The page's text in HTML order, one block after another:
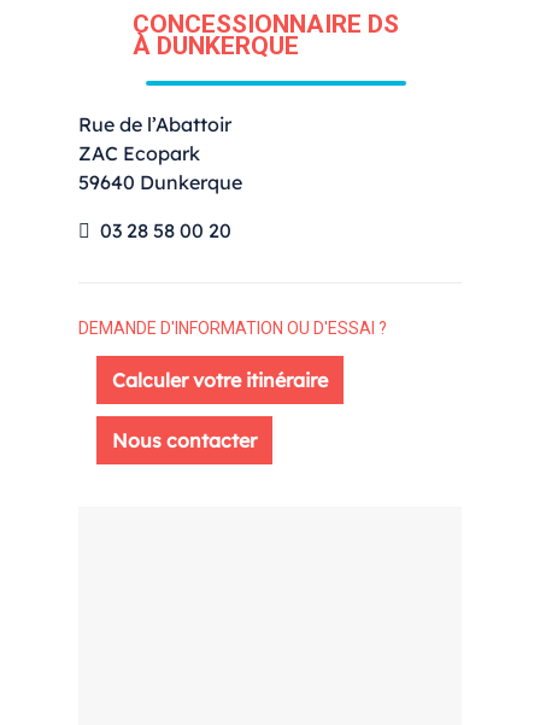
CONCESSIONNAIRE DS
À DUNKERQUE
Rue de l’Abattoir
ZAC Ecopark
59640 Dunkerque
03 28 58 00 20
DEMANDE D'INFORMATION OU D'ESSAI ?
Calculer votre itinéraire
Nous contacter